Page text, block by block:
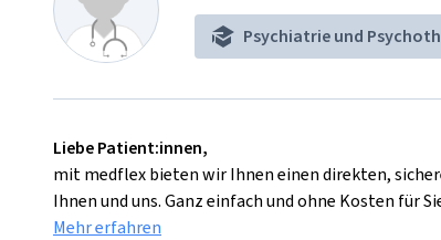
Psychiatrie und
Liebe Patient:innen,
mit medflex bieten wir Ihnen einen direkten,
Ihnen und uns. Ganz einfach und ohne Kosten für
Mehr erfahren